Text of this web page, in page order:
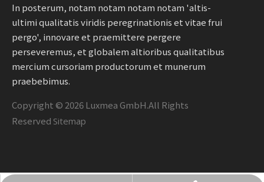
In posterum, notam notam notam notam 'altis-
ultimi qualitatis viridis peregrinationis et vitae frui
pergo', innovare et praemittere pergere
perseveremus, et globalem altioribus qualitatibus
mercium cursoriam productorum et munerum
praebebimus.
Copyright © 2026Luxmea GmbH.All Rights
Reserved Sitemap